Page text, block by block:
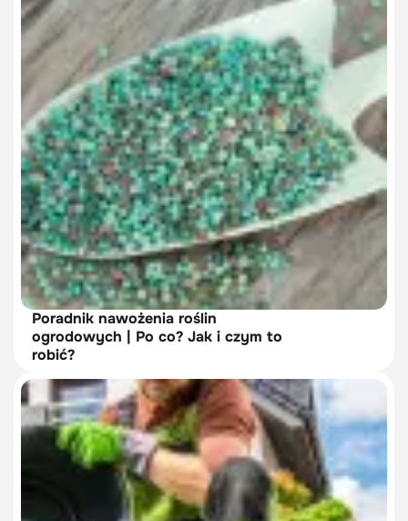
Poradnik nawożenia roślin
ogrodowych | Po co? Jak i czym to
robić?